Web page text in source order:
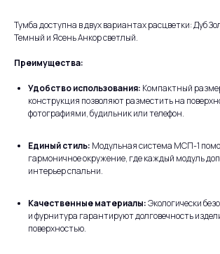
Тумба доступна в двух вариантах расцветки: Дуб
Темный и Ясень Анкор светлый.
Преимущества:
Удобство использования: Компактный
конструкция позволяют разместить на
фотографиями, будильник или телефон.
Единый стиль: Модульная система МСП-1
гармоничное окружение, где каждый модуль
интерьер спальни.
Качественные материалы:Экологически
и фурнитура гарантируют долговечность
поверхностью.